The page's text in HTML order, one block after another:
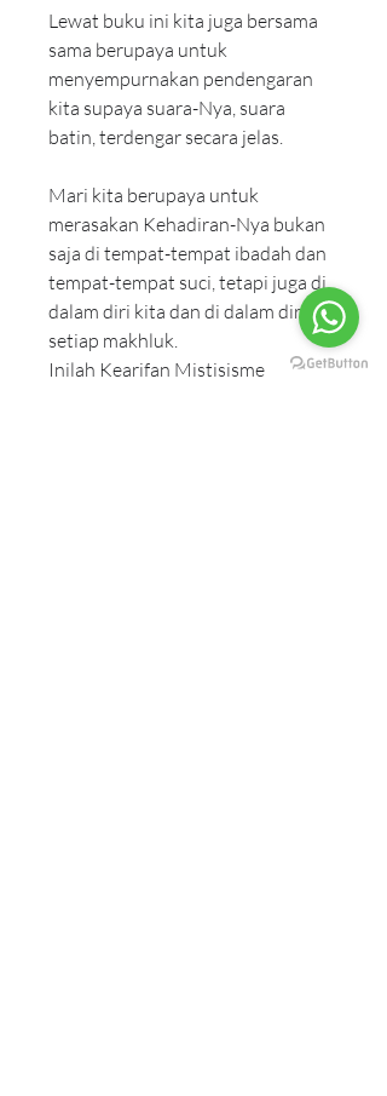
Lewat buku ini kita juga bersama
sama berupaya untuk
menyempurnakan pendengaran
kita supaya suara-Nya, suara
batin, terdengar secara jelas.
Mari kita berupaya untuk
merasakan Kehadiran-Nya bukan
saja di tempat-tempat ibadah dan
tempat-tempat suci, tetapi juga di
dalam diri kita dan di dalam diri
setiap makhluk.
Inilah Kearifan Mistisisme